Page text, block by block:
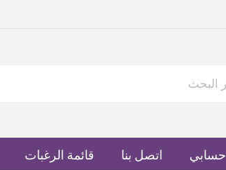
حسابي اتصل بنا قائمة الرغبات